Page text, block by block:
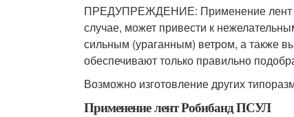
ПРЕДУПРЕЖДЕНИЕ: Применение лент
случае, может привести к
сильным (ураганным) ветром, а также
обеспечивают только правильно
Возможно изготовление других
Применение лент Робибанд ПСУЛ